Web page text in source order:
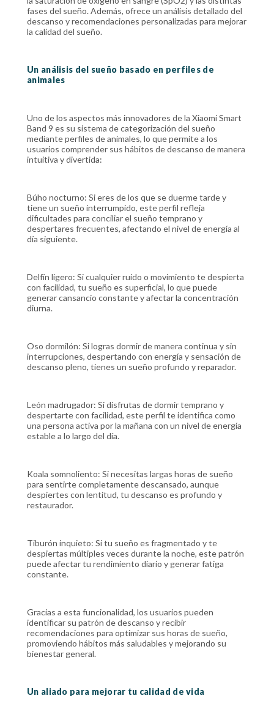
fases del sueño. Además, ofrece un análisis detallado del
descanso y recomendaciones personalizadas para mejorar
la calidad del sueño.
Un análisis del sueño basado en perfiles de
animales
Uno de los aspectos más innovadores de la Xiaomi Smart
Band 9 es su sistema de categorización del sueño
mediante perfiles de animales, lo que permite a los
usuarios comprender sus hábitos de descanso de manera
intuitiva y divertida:
Búho nocturno: Si eres de los que se duerme tarde y
tiene un sueño interrumpido, este perfil refleja
dificultades para conciliar el sueño temprano y
despertares frecuentes, afectando el nivel de energía al
día siguiente.
Delfín ligero: Si cualquier ruido o movimiento te despierta
con facilidad, tu sueño es superficial, lo que puede
generar cansancio constante y afectar la concentración
diurna.
Oso dormilón: Si logras dormir de manera continua y sin
interrupciones, despertando con energía y sensación de
descanso pleno, tienes un sueño profundo y reparador.
León madrugador: Si disfrutas de dormir temprano y
despertarte con facilidad, este perfil te identifica como
una persona activa por la mañana con un nivel de energía
estable a lo largo del día.
Koala somnoliento: Si necesitas largas horas de sueño
para sentirte completamente descansado, aunque
despiertes con lentitud, tu descanso es profundo y
restaurador.
Tiburón inquieto: Si tu sueño es fragmentado y te
despiertas múltiples veces durante la noche, este patrón
puede afectar tu rendimiento diario y generar fatiga
constante.
Gracias a esta funcionalidad, los usuarios pueden
identificar su patrón de descanso y recibir
recomendaciones para optimizar sus horas de sueño,
promoviendo hábitos más saludables y mejorando su
bienestar general.
Un aliado para mejorar tu calidad de vida